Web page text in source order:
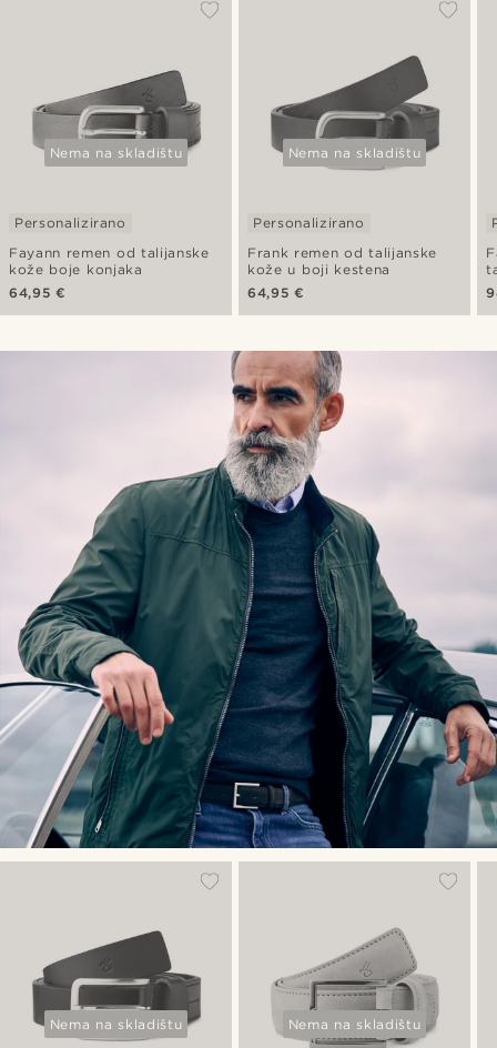
Nema na skladištu
Fayann remen od talijanske
kože boje konjaka
Personalizirano
64,95 €
Nema na skladištu
Frank remen od talijanske
kože u boji kestena
Personalizirano
64,95 €
Nema na skladištu Nema na skladištu